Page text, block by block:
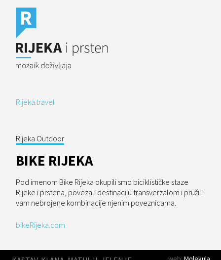
Rijeka.travel
Rijeka Outdoor
BIKE RIJEKA
Pod imenom Bike Rijeka okupili smo biciklističke staze
Rijeke i prstena, povezali destinaciju transverzalom i pružili
vam nebrojene kombinacije njenim poveznicama.
bikeRijeka.com